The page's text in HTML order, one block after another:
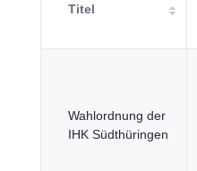
Titel
Wahlordnung der
IHK Südthüringen